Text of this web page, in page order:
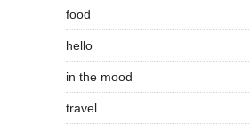
food
hello
in the mood
travel